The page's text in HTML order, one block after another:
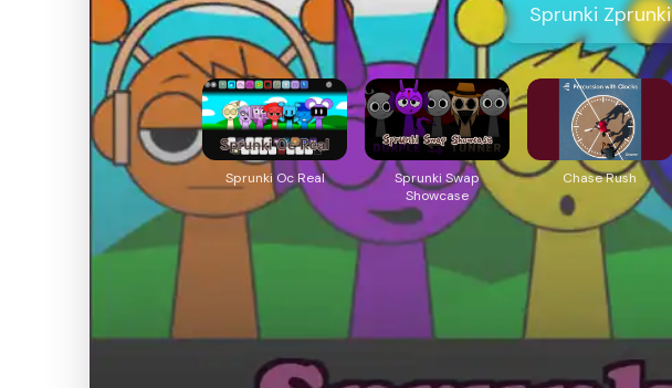
Sprunki Zprunki
Sprunki Oc Real
Sprunki Swap
Showcase
Chase Rush